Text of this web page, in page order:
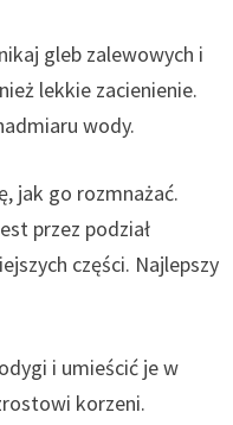
gleb zalewowych i
lekkie zacienienie.
wody.
jak go rozmnażać.
przez podział
części. Najlepszy
i umieścić je w
korzeni.